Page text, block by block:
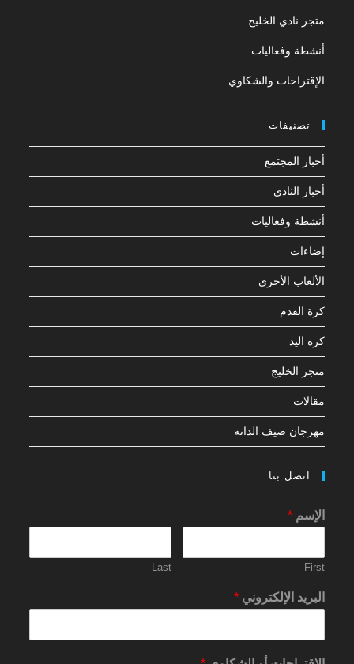
متجر نادي الخليج
أنشطة وفعاليات
الإقتراحات والشكاوي
تصنيفات
أخبار المجتمع
أخبار النادي
أنشطة وفعاليات
إضاءات
الألعاب الأخرى
كرة القدم
كرة اليد
متجر الخليج
مقالات
مهرجان صيف الدانة
اتصل بنا
الإسم*
First
Last
البريد الإلكتروني*